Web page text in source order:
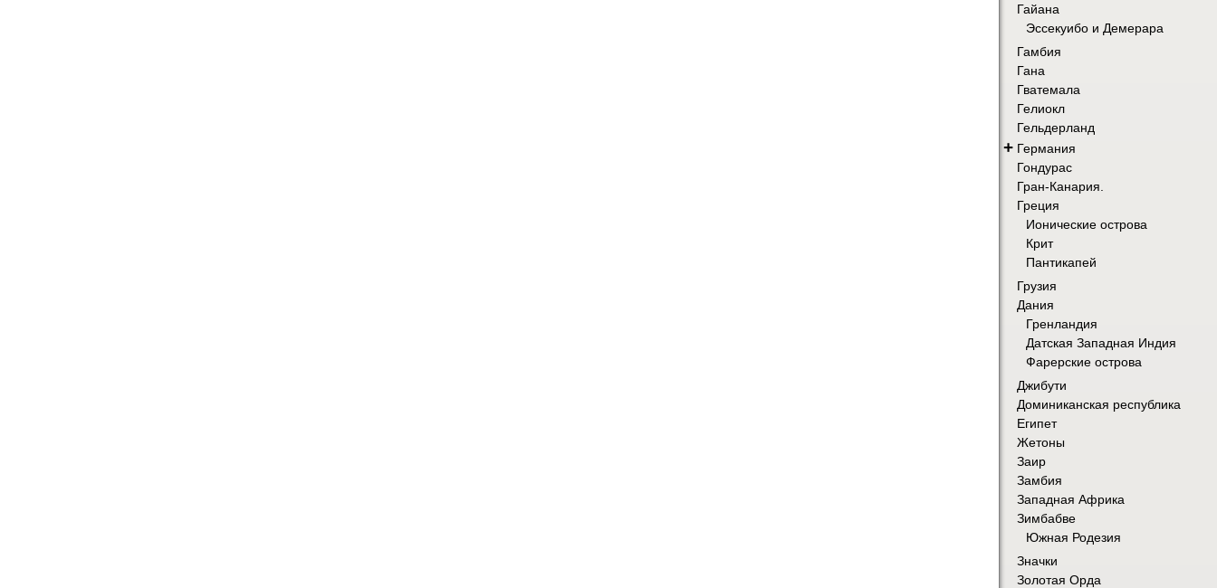
Гайана
Эссекуибо и Демерара
Гамбия
Гана
Гватемала
Гелиокл
Гельдерланд
+ Германия
Гондурас
Гран-Канария.
Греция
Ионические острова
Крит
Пантикапей
Грузия
Дания
Гренландия
Датская Западная Индия
Фарерские острова
Джибути
Доминиканская республика
Египет
Жетоны
Заир
Замбия
Западная Африка
Зимбабве
Южная Родезия
Значки
Золотая Орда